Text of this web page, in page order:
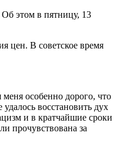
этом в пятницу, 13
цен. В советское время
особенно дорого, что
восстановить дух
и в кратчайшие сроки
прочувствована за